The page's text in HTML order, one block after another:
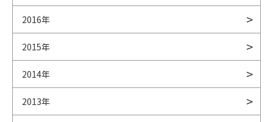
2016年
2015年
2014年
2013年